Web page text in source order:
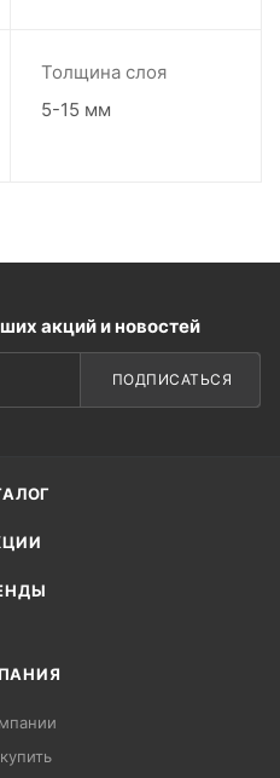
Толщина слоя
5-15 мм
акций и новостей
ПОДПИСАТЬСЯ